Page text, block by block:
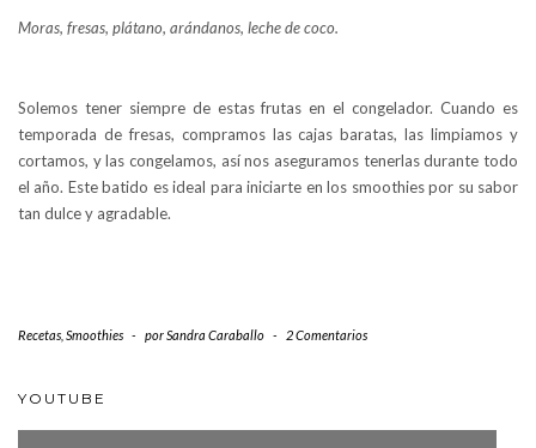
Moras, fresas, plátano, arándanos, leche de coco.
Solemos tener siempre de estas frutas en el congelador. Cuando es
temporada de fresas, compramos las cajas baratas, las limpiamos y
cortamos, y las congelamos, así nos aseguramos tenerlas durante todo
el año. Este batido es ideal para iniciarte en los smoothies por su sabor
tan dulce y agradable.
Recetas Smoothies - porSandra Caraballo - 2 Comentarios
YOUTUBE